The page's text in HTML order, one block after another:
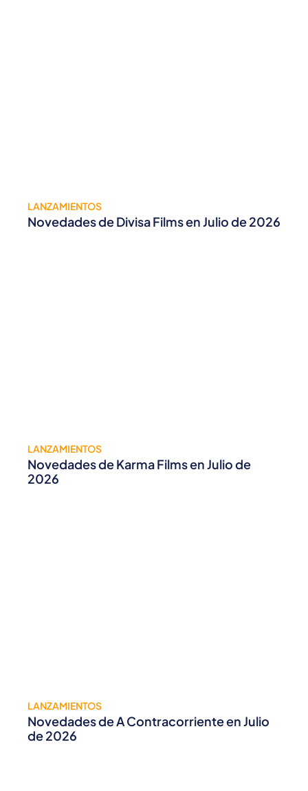
LANZAMIENTOS
Novedades de Divisa Films en Julio de 2026
LANZAMIENTOS
Novedades de Karma Films en Julio de
2026
LANZAMIENTOS
Novedades de A Contracorriente en Julio
de 2026